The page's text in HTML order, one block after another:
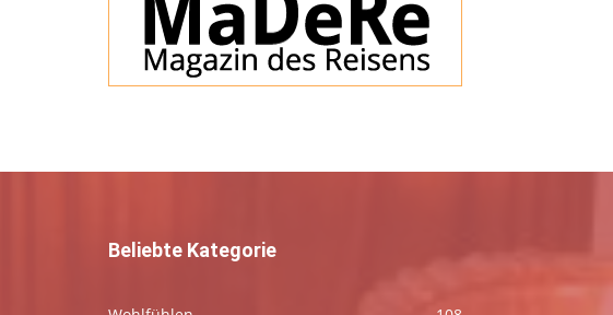
Beliebte Kategorie